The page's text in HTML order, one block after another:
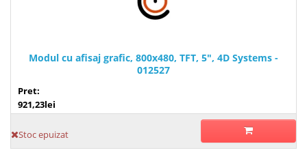
Modul cu afisaj grafic, 800x480, TFT, 5", 4D Systems -
012527
Pret:
921,23lei
Stoc epuizat